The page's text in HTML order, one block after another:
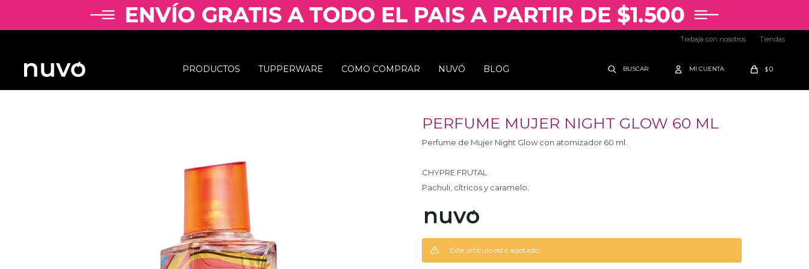
PRODUCTOS TUPPERWARE COMO COMPRAR NUVÓ BLOG $0
Trabaja con nosotros Tiendas
PERFUME MUJER NIGHT GLOW 60 ML
Perfume de Mujer Night Glow con atomizador 60 ml.
CHYPRE FRUTAL
Pachuli, cítricos y caramelo.
Este artículo está agotado.